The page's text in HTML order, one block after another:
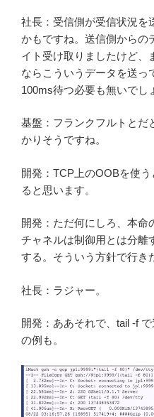
社長：受信側が受信状況を
かもですね。送信側からの
イト受け取りましたけど、
ならこういうデータを送っ
100ms待つ必要も無いでし
基盤：フランクフルトとだ
かりそうですね。
開発：TCP上のOOBを使
ると思います。
開発：ただ何にしろ、本命
チャネルは制御用とは分離
する。そういう方針で行き
社長：ラジャー。
開発：ああそれで、tail -f
の例も。